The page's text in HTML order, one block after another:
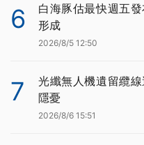
6
白海豚估最快週五
形成
2026/8/5 12:50
7
光纖無人機遺留纜
隱憂
2026/8/6 15:51